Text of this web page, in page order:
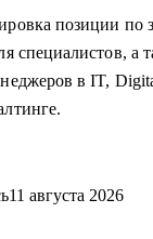
позиции по
специалистов, а
в IT,
11 августа 2026